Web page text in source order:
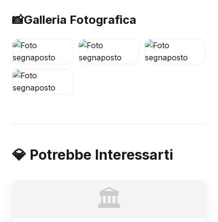
📸Galleria Fotografica
💎 Potrebbe Interessarti
🏛️